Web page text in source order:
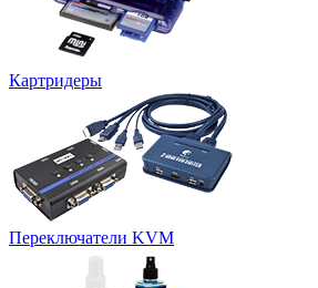
Картридеры
Переключатели KVM